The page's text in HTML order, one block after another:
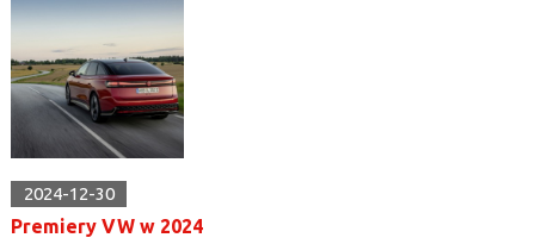
2024-12-30
Premiery VW w 2024